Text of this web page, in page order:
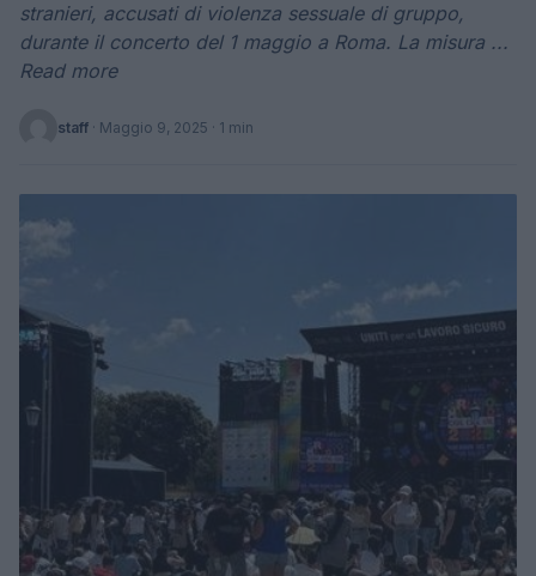
stranieri, accusati di violenza sessuale di gruppo,
durante il concerto del 1 maggio a Roma. La misura ...
Read more
staff · Maggio 9, 2025 · 1 min